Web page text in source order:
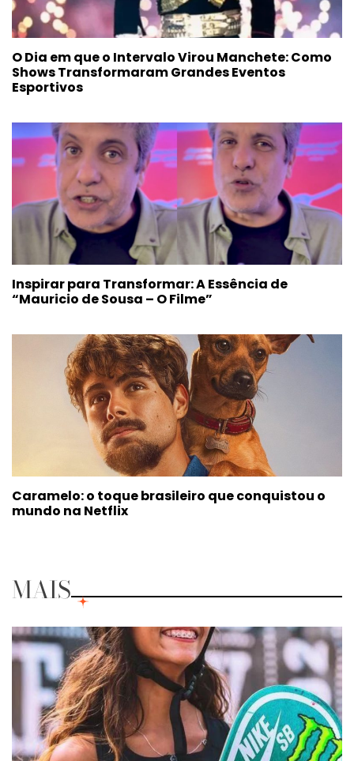
O Dia em que o Intervalo Virou Manchete: Como
Shows Transformaram Grandes Eventos
Esportivos
Inspirar para Transformar: A Essência de
“Mauricio de Sousa – O Filme”
Caramelo: o toque brasileiro que conquistou o
mundo na Netflix
MAIS